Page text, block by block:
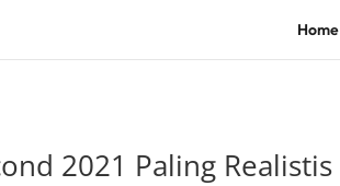
Home
2021 Paling Realistis